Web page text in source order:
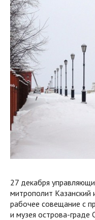
27 декабря
митрополит Казанский
рабочее совещание с
и музея острова-граде